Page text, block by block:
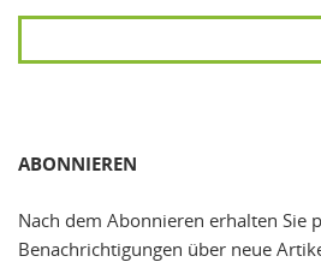
ABONNIEREN
Nach dem Abonnieren erhalten Sie
Benachrichtigungen über neue